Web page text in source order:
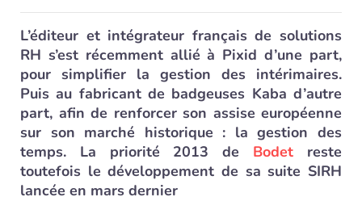
L’éditeur et intégrateur français de solutions
RH s’est récemment allié à Pixid d’une part,
pour simplifier la gestion des intérimaires.
Puis au fabricant de badgeuses Kaba d’autre
part, afin de renforcer son assise européenne
sur son marché historique : la gestion des
temps. La priorité 2013 de Bodet reste
toutefois le développement de sa suite SIRH
lancée en mars dernier